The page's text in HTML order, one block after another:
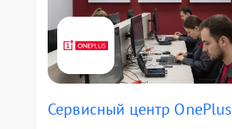
Сервисный центр OnePlus